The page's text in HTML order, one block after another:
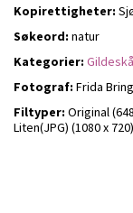
Kopirettigheter:
Søkeord: natur
Kategorier:
Fotograf: Frida
Filtyper: Original
Liten(JPG) (1080 x 720)